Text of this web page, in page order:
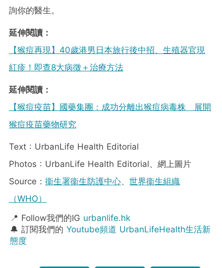
詢你的醫生。
延伸閱讀：
【猴痘再現】40歲港男日本旅行後中招、生殖器官現
紅疹！即查8大病徵＋治療方法
延伸閱讀：
【猴痘疫苗】國藥集團：成功分離出猴痘病毒株 展開
猴痘疫苗藥物研究
Text : UrbanLife Health Editorial
Photos : UrbanLife Health Editorial、網上圖片
Source： 衞生署衞生防護中心、 世界衞生組織
（WHO）
📍 Follow我們的IG urbanlife.hk
🔔 訂閱我們的 Youtube頻道 UrbanLifeHealth生活新
態度